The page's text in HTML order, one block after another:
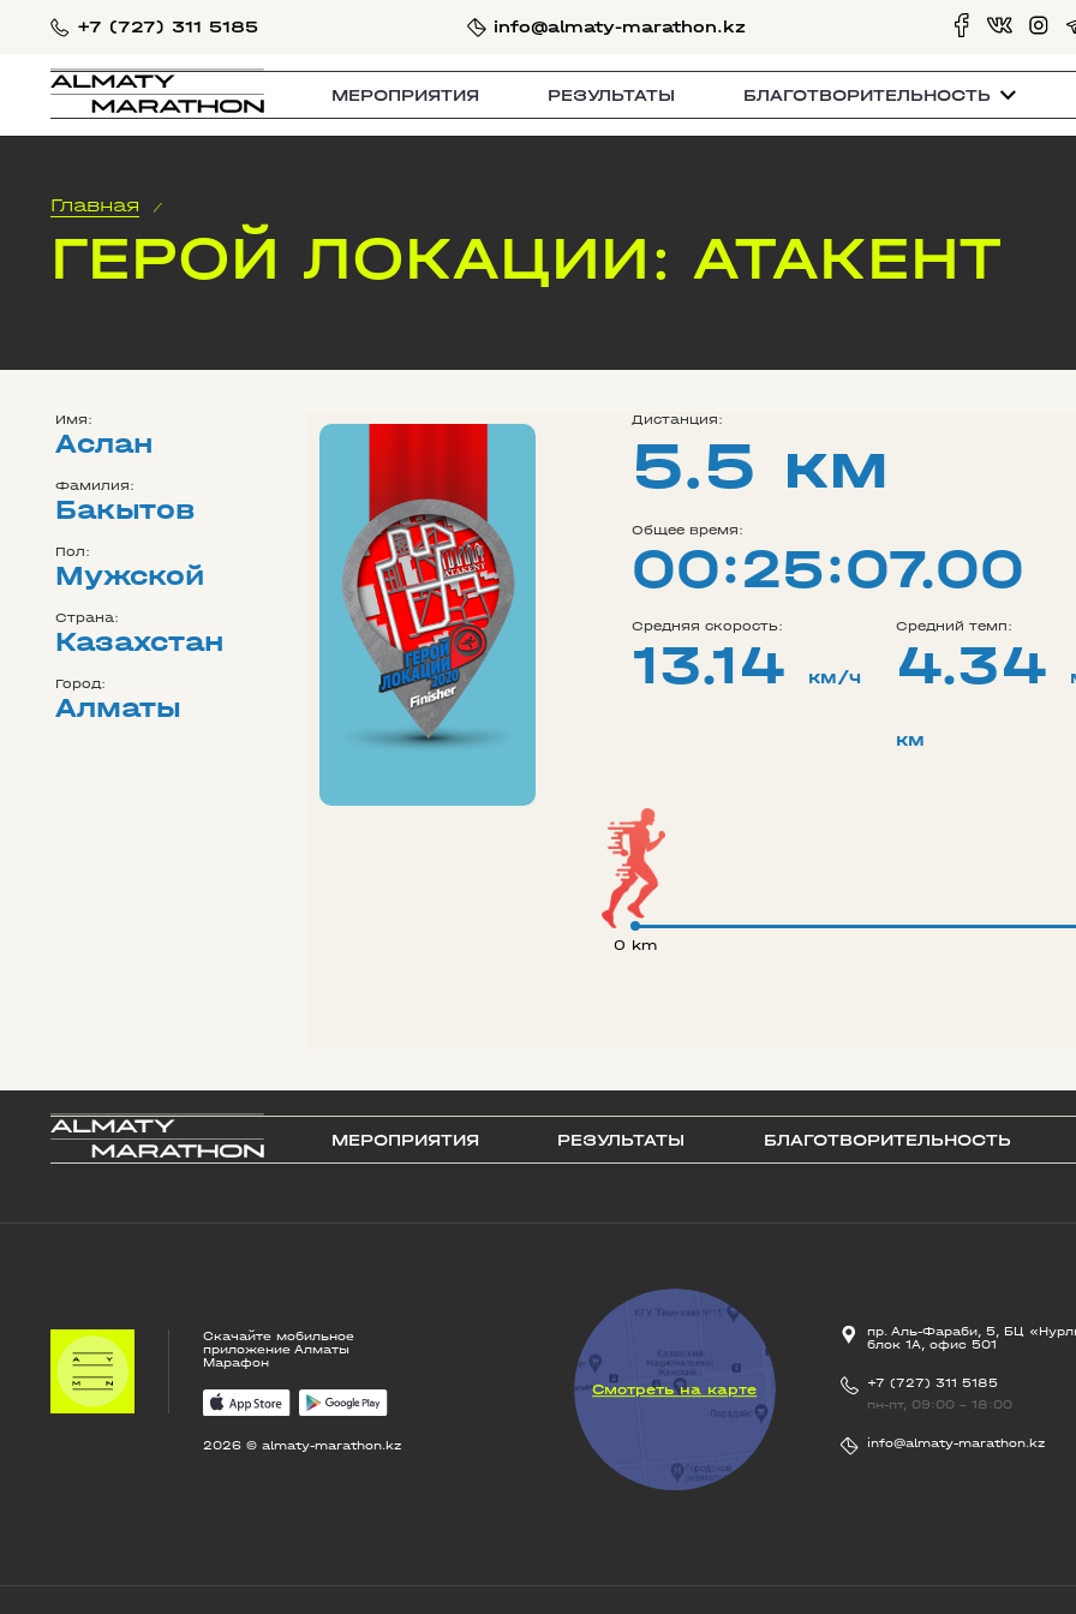
+7 (727) 311 5185 info@almaty-marathon.kz
МЕРОПРИЯТИЯ РЕЗУЛЬТАТЫ БЛАГОТВОРИТЕЛЬНОСТЬ
Главная /
ГЕРОЙ ЛОКАЦИИ: АТАКЕНТ
Имя:
Аслан
Фамилия:
Бакытов
Пол:
Мужской
Страна:
Казахстан
Город:
Алматы
Дистанция:
5.5 км
Общее время:
00:25:07.00
Средняя скорость:
13.14 км/ч
Средний темп:
4.34
км
0 km
МЕРОПРИЯТИЯ РЕЗУЛЬТАТЫ БЛАГОТВОРИТЕЛЬНОСТЬ
Скачайте мобильное
приложение Алматы
Марафон
2026 © almaty-marathon.kz
Смотреть на карте
пр. Аль-Фараби, 5, БЦ
блок 1А, офис 501
+7 (727) 311 5185
пн-пт, 09:00 - 18:00
info@almaty-marathon.kz